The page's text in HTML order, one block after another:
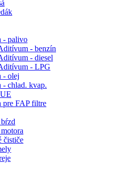
- palivo
- benzín
- diesel
- LPG
- olej
chlad. kvap.
pre FAP filtre
čističe